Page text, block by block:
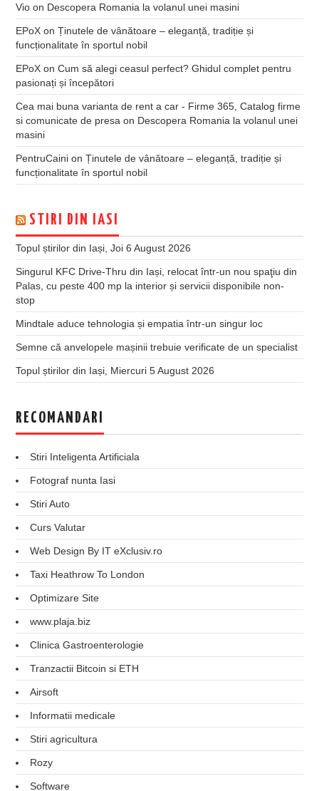
Vio on Descopera Romania la volanul unei masini
EPoX onȚinutele de vânătoare – eleganță, tradiție și
funcționalitate în sportul nobil
EPoX onCum să alegi ceasul perfect? Ghidul complet pentru
pasionați și începători
Cea mai buna varianta de rent a car - Firme 365, Catalog firme
si comunicate de presa on Descopera Romania la volanul unei
masini
PentruCaini onȚinutele de vânătoare – eleganță, tradiție și
funcționalitate în sportul nobil
STIRI DIN IASI
Topul știrilor din Iași, Joi 6 August 2026
Singurul KFC Drive-Thru din Iași, relocat într-un nou spaţiu din
Palas, cu peste 400 mp la interior și servicii disponibile non-
stop
Mindtale aduce tehnologia și empatia într-un singur loc
Semne că anvelopele mașinii trebuie verificate de un specialist
Topul știrilor din Iași, Miercuri 5 August 2026
RECOMANDARI
Stiri Inteligenta Artificiala
Fotograf nunta Iasi
Stiri Auto
Curs Valutar
Web Design By IT eXclusiv.ro
Taxi Heathrow To London
Optimizare Site
www.plaja.biz
Clinica Gastroenterologie
Tranzactii Bitcoin si ETH
Airsoft
Informatii medicale
Stiri agricultura
Rozy
Software